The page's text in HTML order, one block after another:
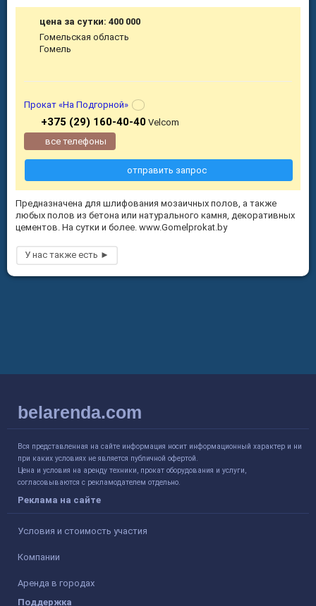
Предназначена для шлифования мозаичных полов, а также
любых полов из бетона или натурального камня, декоративных
цементов. На сутки и более. www.Gomelprokat.by
цена за сутки: 400 000
Гомельская область
Гомель
Прокат «На Подгорной»
+375 (29) 160-40-40Velcom
все телефоны
отправить запрос
belarenda.com
Вся представленная на сайте информация носит информационный характер и ни
при каких условиях не является публичной офертой.
Цена и условия на аренду техники, прокат оборудования и услуги,
согласовываются с рекламодателем отдельно.
Реклама на сайте
Условия и стоимость участия
Компании
Аренда в городах
Поддержка